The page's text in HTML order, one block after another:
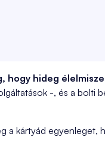
hideg
-, és a bolti
a kártyád egyenleget,